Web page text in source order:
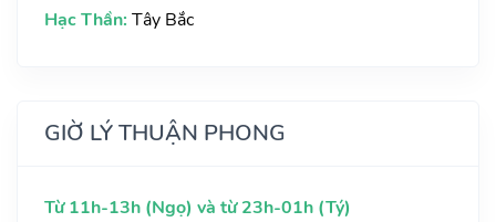
Hạc Thần: Tây Bắc
GIỜ LÝ THUẬN PHONG
Từ 11h-13h (Ngọ) và từ 23h-01h (Tý)